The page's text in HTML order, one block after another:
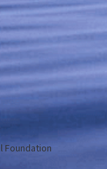
Foundation